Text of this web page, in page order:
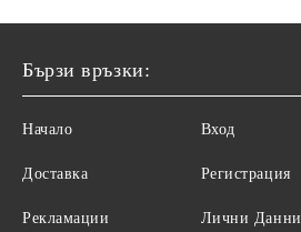
Бързи връзки:
Начало
Доставка
Рекламации
Вход
Регистрация
Лични Данни